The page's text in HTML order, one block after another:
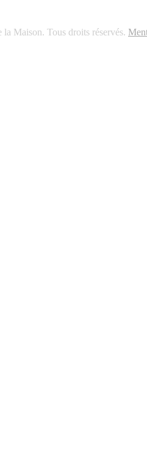
Maison. Tous droits réservés.